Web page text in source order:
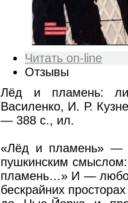
Читать on-line
Отзывы
Лёд и пламень:
Василенко, И. Р.
— 388 с., ил.
«Лёд и пламень» —
пушкинским
пламень…» И —
бескрайних